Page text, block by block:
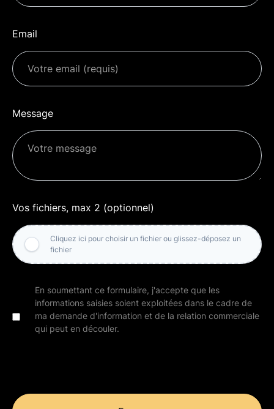
Email
Message
Vos fichiers, max 2 (optionnel)
Cliquez ici pour choisir un fichier ou glissez-déposez un
fichier
En soumettant ce formulaire, j'accepte que les
informations saisies soient exploitées dans le cadre de
ma demande d'information et de la relation commerciale
qui peut en découler.